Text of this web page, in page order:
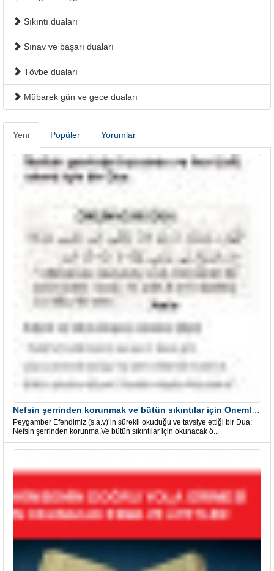
Sıkıntı duaları
Sınav ve başarı duaları
Tövbe duaları
Mübarek gün ve gece duaları
Yeni Popüler Yorumlar
Peygamber Efendimiz (s.a.v)’in sürekli okuduğu ve tavsiye ettiği bir Dua;
Nefsin şerrinden korunma.Ve bütün sıkıntılar için okunacak ö...